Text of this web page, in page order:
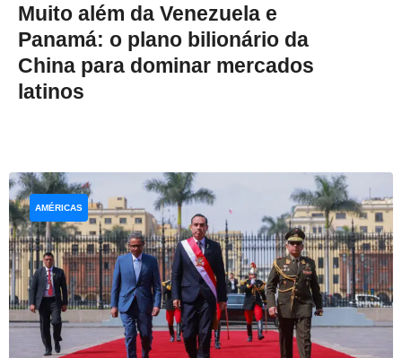
Muito além da Venezuela e
Panamá: o plano bilionário da
China para dominar mercados
latinos
AMÉRICAS